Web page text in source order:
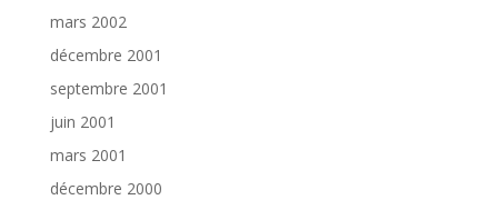
mars 2002
décembre 2001
septembre 2001
juin 2001
mars 2001
décembre 2000